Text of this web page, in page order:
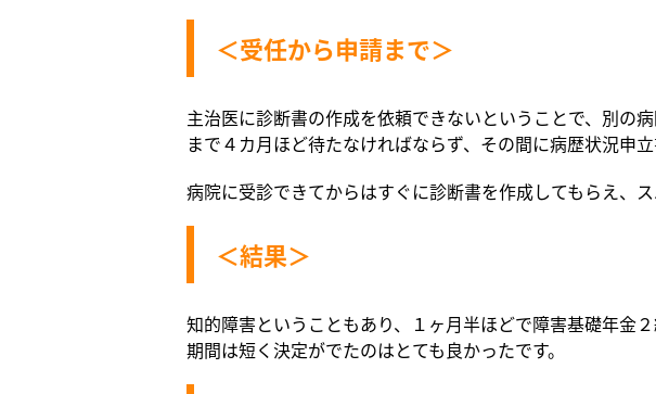
＜受任から申請まで＞
主治医に診断書の作成を依頼できないということで、別の
まで４カ月ほど待たなければならず、その間に病歴状況申
病院に受診できてからはすぐに診断書を作成してもらえ、
＜結果＞
知的障害ということもあり、１ヶ月半ほどで障害基礎年金
期間は短く決定がでたのはとても良かったです。